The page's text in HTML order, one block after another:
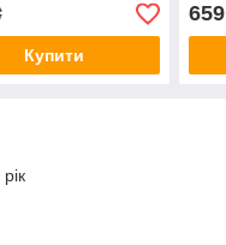
Купити
659